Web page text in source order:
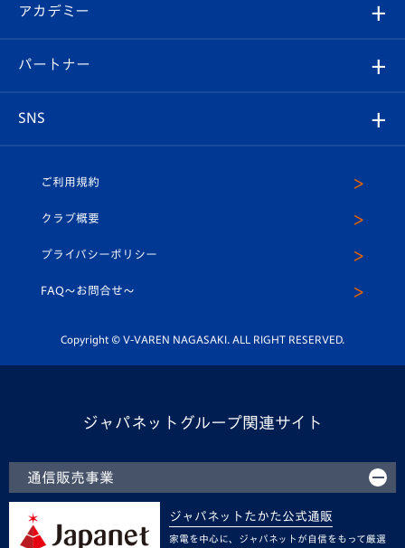
イベント
メディア
ホームタウン
スタッフプロフィール
マスコット紹介
平和祈念活動
ホームタウン活動
ヴィヴィくんの長崎おもてなしガイド
スタジアムグルメ
V-LOVERS（ファンクラブ）
プレイヤーズスイート
オンラインショップ
店舗情報
アカデミー
育成からのお知らせ
U-18
スクール
パートナー
SNS
ヴィヴィくんインスタグラム
公式LINE＠
ご利用規約
クラブ概要
プライバシーポリシー
FAQ〜お問合せ〜
Copyright © V-VAREN NAGASAKI. ALL RIGHT RESERVED.
ジャパネットグループ関連サイト
通信販売事業
ジャパネットたかた公式通販
家電を中心に、ジャパネットが自信をもって厳選